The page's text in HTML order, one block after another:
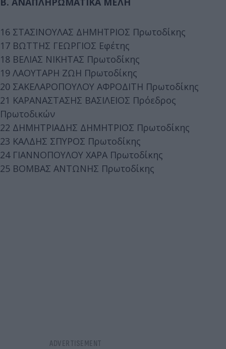
16 ΣΤΑΣΙΝΟΥΛΑΣ ΔΗΜΗΤΡΙΟΣ Πρωτοδίκης
17 ΒΩΤΤΗΣ ΓΕΩΡΓΙΟΣ Εφέτης
18 ΒΕΛΙΑΣ ΝΙΚΗΤΑΣ Πρωτοδίκης
19 ΛΑΟΥΤΑΡΗ ΖΩΗ Πρωτοδίκης
20 ΣΑΚΕΛΑΡΟΠΟΥΛΟΥ ΑΦΡΟΔΙΤΗ Πρωτοδίκης
21 ΚΑΡΑΝΑΣΤΑΣΗΣ ΒΑΣΙΛΕΙΟΣ Πρόεδρος
Πρωτοδικών
22 ΔΗΜΗΤΡΙΑΔΗΣ ΔΗΜΗΤΡΙΟΣ Πρωτοδίκης
23 ΚΑΛΔΗΣ ΣΠΥΡΟΣ Πρωτοδίκης
24 ΓΙΑΝΝΟΠΟΥΛΟΥ ΧΑΡΑ Πρωτοδίκης
25 ΒΟΜΒΑΣ ΑΝΤΩΝΗΣ Πρωτοδίκης